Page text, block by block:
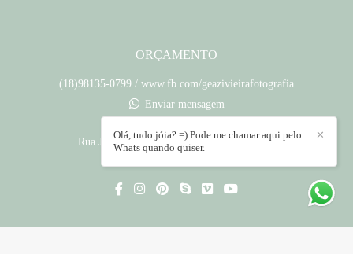
ORÇAMENTO
(18)98135-0799 / www.fb.com/geazivieirafotografia
Enviar mensagem
Rua José Pinheiro, 182 - Jardim Santa Clara
✕
Olá, tudo jóia? =) Pode me chamar aqui pelo
Whats quando quiser.